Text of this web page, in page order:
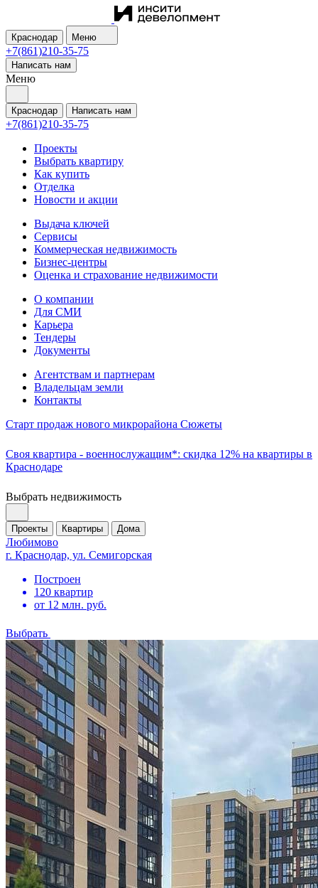
Краснодар Меню
+7(861)210-35-75
Написать нам
Меню
Краснодар Написать нам
+7(861)210-35-75
Проекты
Выбрать квартиру
Как купить
Отделка
Новости и акции
Выдача ключей
Сервисы
Коммерческая недвижимость
Бизнес-центры
Оценка и страхование недвижимости
О компании
Для СМИ
Карьера
Тендеры
Документы
Агентствам и партнерам
Владельцам земли
Контакты
Старт продаж нового микрорайона Сюжеты
Своя квартира - военнослужащим*: скидка 12% на квартиры в
Краснодаре
Выбрать недвижимость
Проекты Квартиры Дома
Любимово
г. Краснодар, ул. Семигорская
Построен
120 квартир
от 12 млн. руб.
Выбрать